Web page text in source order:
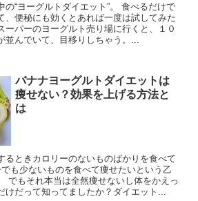
の“ヨーグルトダイエット”。 食べるだけで
、便秘にも効くとあれば一度は試してみた
ーパーのヨーグルト売り場に行くと、１０
んでいて、目移りしちゃう。...
バナナヨーグルトダイエットは
痩せない？効果を上げる方法と
は
るときカロリーのないものばかりを食べて
も少ないものを食べて痩せたいという乙
でもそれ本当は全然痩せないし体をかえっ
けだって知ってましたか？ダイエット...